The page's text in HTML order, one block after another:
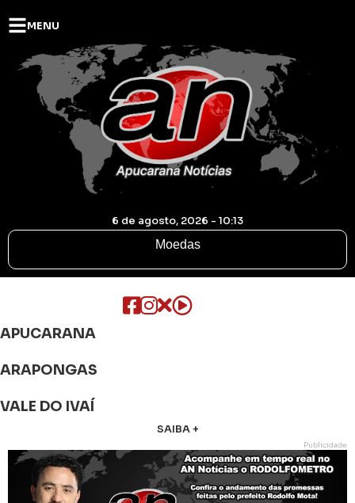
MENU
6 de agosto, 2026 - 10:13
Moedas
APUCARANA
ARAPONGAS
VALE DO IVAÍ
SAIBA +
Publicidade